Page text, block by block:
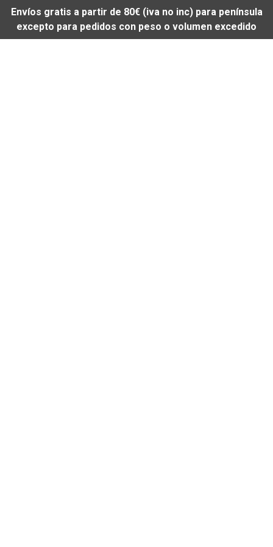
Envíos gratis a partir de 80€ (iva no inc) para península
excepto para pedidos con peso o volumen excedido